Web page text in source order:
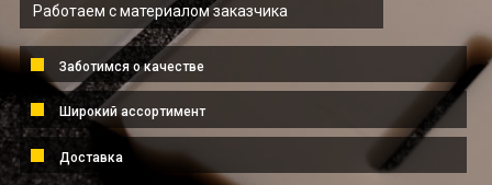
Работаем с материалом заказчика
Заботимся о качестве
Широкий ассортимент
Доставка